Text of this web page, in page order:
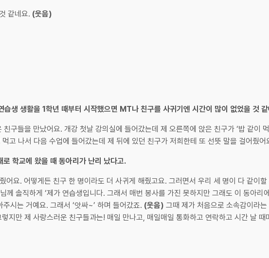
같네요. (웃음)
습생 생활을 1학년 때부터 시작했으면 MT나 친구를 사귀기엔 시간이 많이 없었을 것
구들을 만났어요. 개강 첫날 강의실에 들어갔는데 제 오른쪽에 앉은 친구가 ‘밥 같이
먹고 나서 다음 수업에 들어갔는데 제 뒤에 있던 친구가 저희한테 또 선뜻 말을 걸어줬
학교에 왔을 때 동아리가 난리 났다고.
어요. 어떻게든 친구 한 명이라도 더 사귀게 해줬고요. 그러면서 우리 세 명이 다 같이
께 솔직하게 ‘제가 연습생입니다. 그래서 매번 봉사를 가진 못하지만 그래도 이 동아
시는 거예요. 그래서 ‘앗싸~’ 하며 들어갔죠. (웃음) 그때 제가 처음으로 소속감이라
지만 제 사랑스러운 친구들과는! 매일 만나고, 매일매일 통화하고 연락하고 시간 날 때